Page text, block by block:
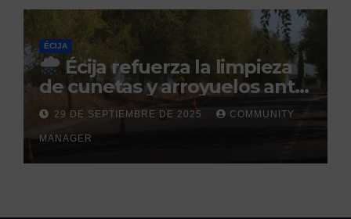
ÉCIJA
Écija refuerza la limpieza
de cunetas y arroyuelos ante
la llegada de las lluvias
otoñales
29 DE SEPTIEMBRE DE 2025 COMMUNITY
MANAGER